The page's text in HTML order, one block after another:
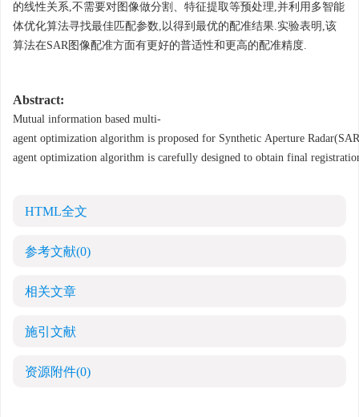
10.13443/j.cjors.2013121501
的线性关系,不需要对图像做分割、特征提取等预处理,并利用多智能
体优化算法寻找最佳匹配参数, 以得到最优的配准结果.实验表明 ,该
算法在SAR图像配准方面有更好的普适性和更高的配准精度.
Abstract:
Mutual information based multi-
agent optimization algorithm is proposed for Synthetic Aperture
agent optimization algorithm is carefully designed to obtain final
HTML全文
参考文献(0)
相关文章
施引文献
资源附件(0)